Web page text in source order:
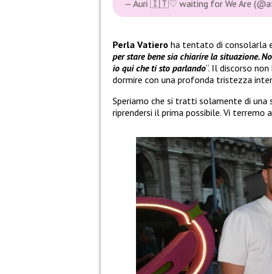
— Auri 🇮🇹♡ waiting for We Are
Perla Vatiero ha tentato di consolarla
per stare bene sia chiarire la situazione.
io qui che ti sto parlando“. Il discorso
dormire con una profonda tristezza
Speriamo che si tratti solamente di una
riprendersi il prima possibile. Vi terremo